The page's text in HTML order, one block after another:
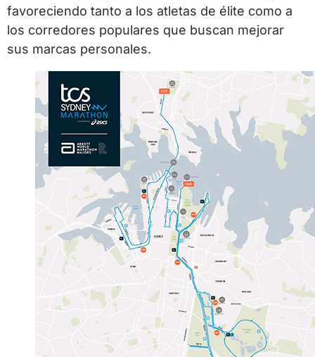
favoreciendo tanto a los atletas de élite como a
los corredores populares que buscan mejorar
sus marcas personales.